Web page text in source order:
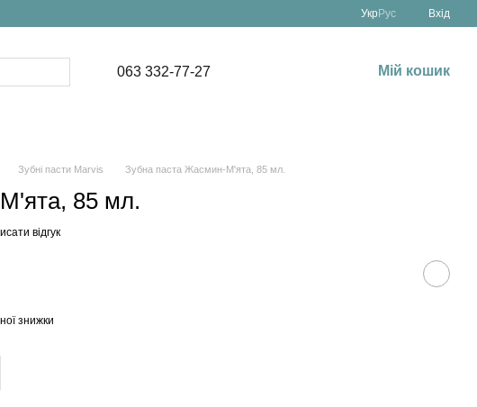
Укр Рус Вхід
063 332-77-27 Мій кошик
Зубні пасти Marvis Зубна паста Жасмин-М'ята, 85 мл.
85 мл.
відгук
знижки